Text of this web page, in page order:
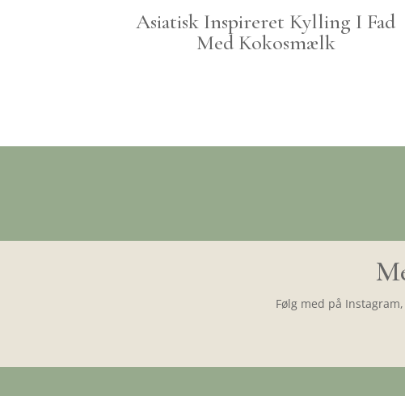
Asiatisk Inspireret Kylling I Fad
Med Kokosmælk
Følg med på